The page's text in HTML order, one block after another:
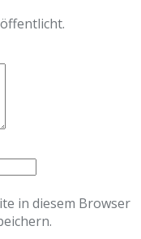
in diesem Browser